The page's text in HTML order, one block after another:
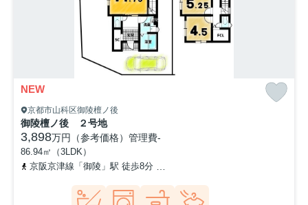
NEW
京都市山科区御陵檀ノ後
御陵檀ノ後 ２号地
3,898万円（参考価格） 管理費-
86.94㎡（3LDK）
京阪京津線「御陵」駅 徒歩8分